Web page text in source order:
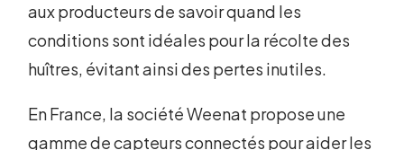
aux producteurs de savoir quand les
conditions sont idéales pour la récolte des
huîtres, évitant ainsi des pertes inutiles.
En France, la société Weenat propose une
gamme de capteurs connectés pour aider les